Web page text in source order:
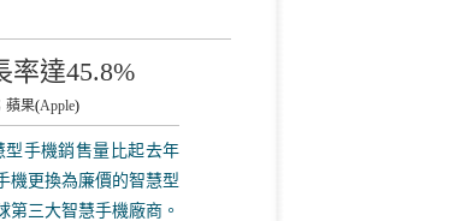
率達45.8%
蘋果(Apple)
型手機銷售量比起去年
機更換為廉價的智慧型
第三大智慧手機廠商。